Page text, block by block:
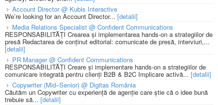
Account Director @ Kubis Interactive
We’re looking for an Account Director... [detalii]
Media Relations Specialist @ Confident Communications
RESPONSABILITĂȚI Crearea și implementarea hands-on a strategiilor de
presă Redactarea de conținut editorial: comunicate de presă, interviuri,...
[detalii]
PR Manager @ Confident Communications
RESPONSABILITĂȚI Creare și implementare hands-on a strategiilor de
comunicare integrată pentru clienți B2B & B2C Implicare activă... [detalii]
Copywriter (Mid–Senior) @ Digitas România
Căutăm un Copywriter cu experiență de agenție care știe că o idee bună
trebuie să... [detalii]